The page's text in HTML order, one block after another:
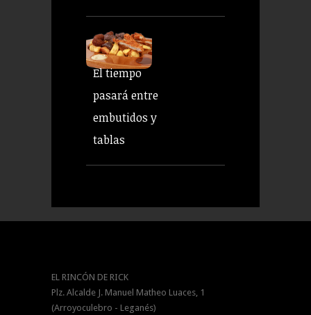
El tiempo
pasará entre
embutidos y
tablas
EL RINCÓN DE RICK
Plz. Alcalde J. Manuel Matheo Luaces, 1
(Arroyoculebro - Leganés)